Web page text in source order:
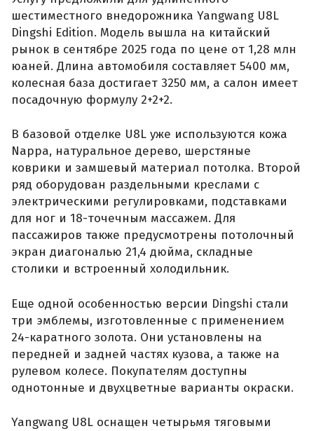
шестиместного внедорожника Yangwang U8L
Dingshi Edition. Модель вышла на китайский
рынок в сентябре 2025 года по цене от 1,28 млн
юаней. Длина автомобиля составляет 5400 мм,
колесная база достигает 3250 мм, а салон имеет
посадочную формулу 2+2+2.
В базовой отделке U8L уже используются кожа
Nappa, натуральное дерево, шерстяные
коврики и замшевый материал потолка. Второй
ряд оборудован раздельными креслами с
электрическими регулировками, подставками
для ног и 18-точечным массажем. Для
пассажиров также предусмотрены потолочный
экран диагональю 21,4 дюйма, складные
столики и встроенный холодильник.
Еще одной особенностью версии Dingshi стали
три эмблемы, изготовленные с применением
24-каратного золота. Они установлены на
передней и задней частях кузова, а также на
рулевом колесе. Покупателям доступны
однотонные и двухцветные варианты окраски.
Yangwang U8L оснащен четырьмя тяговыми